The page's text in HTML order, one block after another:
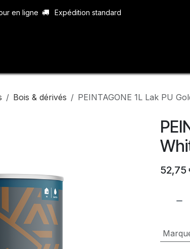
en ligne Expédition standard
Bois & dérivés PEINTAGONE 1L Lak PU
52,75